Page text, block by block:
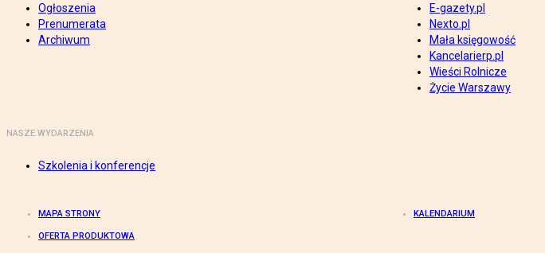
Ogłoszenia
Prenumerata
Archiwum
E-gazety.pl
Nexto.pl
Mała księgowość
Kancelarierp.pl
Wieści Rolnicze
Życie Warszawy
NASZE WYDARZENIA
Szkolenia i konferencje
MAPA STRONY KALENDARIUM
OFERTA PRODUKTOWA